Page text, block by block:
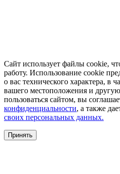
Сайт использует файлы cookie,
работу. Использование cookie
о вас технического характера, в
вашего местоположения и
пользоваться сайтом, вы
конфиденциальности, а также
своих персональных данных.
Принять